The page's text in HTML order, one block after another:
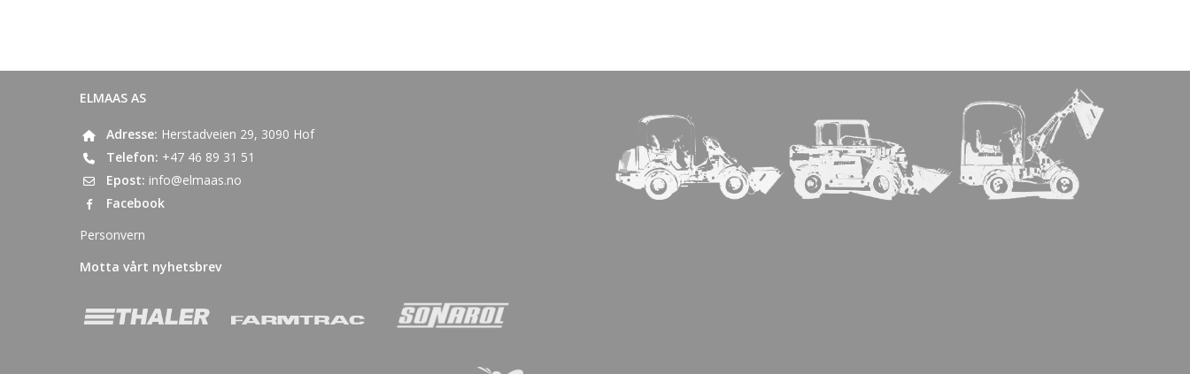
ELMAAS AS
Adresse: Herstadveien 29, 3090 Hof
Telefon: +47 46 89 31 51
Epost: info@elmaas.no
Facebook
Personvern
Motta vårt nyhetsbrev